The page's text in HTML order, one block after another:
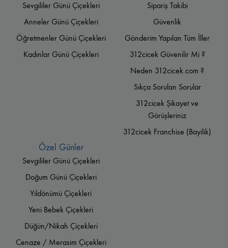
Sevgililer Günü Çiçekleri
Anneler Günü Çiçekleri
Öğretmenler Günü Çiçekleri
Kadınlar Günü Çiçekleri
Sipariş Takibi
Güvenlik
Gönderim Yapılan Tüm İller
312cicek Güvenilir Mi ?
Neden 312cicek.com ?
Sıkça Sorulan Sorular
312cicek Şikayet ve
Görüşleriniz
312cicek Franchise (Bayilik)
Özel Günler
Sevgililer Günü Çiçekleri
Doğum Günü Çiçekleri
Yıldönümü Çiçekleri
Yeni Bebek Çiçekleri
Düğün/Nikah Çiçekleri
Cenaze / Merasim Çiçekleri